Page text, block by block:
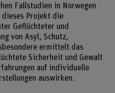
Fallstudien in Norwegen
dieses Projekt die
Geflüchteter und
von Asyl, Schutz,
ermittelt das
Sicherheit und Gewalt
auf individuelle
auswirken.